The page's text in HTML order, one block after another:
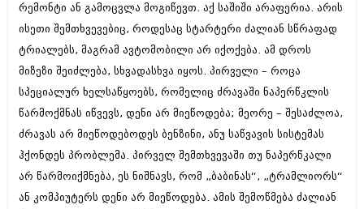
დაიჯესტი
ქალი და მამაკაცი
ისტორია
სხვადასხვა
ანონსი
არქივი
ისტორია
სხვადასხვა
ანონსი
არქივი
ნოემბერი 2020 (103)
სექტემბერი 2020 (204)
აგვისტო 2020 (249)
რემონტი ან გამოცვლა მოგიწევთ. აქ საშიში არაფერია. არის
ისეთი შემთხვევებიც, როდესაც სტარტერი ძალიან სწრაფად
ტრიალებს, მაგრამ ავტომობილი არ იქოქება. ამ დროს
მიზეზი შეიძლება, სხვადასხვა იყოს. პირველი – როცა
სპეციალურ ხელსაწყოებს, რომელიც ძრავაში ნაპერწკლის
წარმოქმნას იწვევს, დენი არ მიეწოდება; მეორე – შესაძლოა,
ძრავას არ მიეწოდებოდეს ბენზინი, ანუ საწვავის სისტემას
ჰქონდეს პრობლემა. პირველ შემთხვევაში თუ ნაპერწკალი
არ წარმოიქმნება, ეს ნიშნავს, რომ „ბაბინას“, „ტრამლიორს“
ან კომპიუტერს დენი არ მიეწოდება. ამის შემოწმება ძალიან